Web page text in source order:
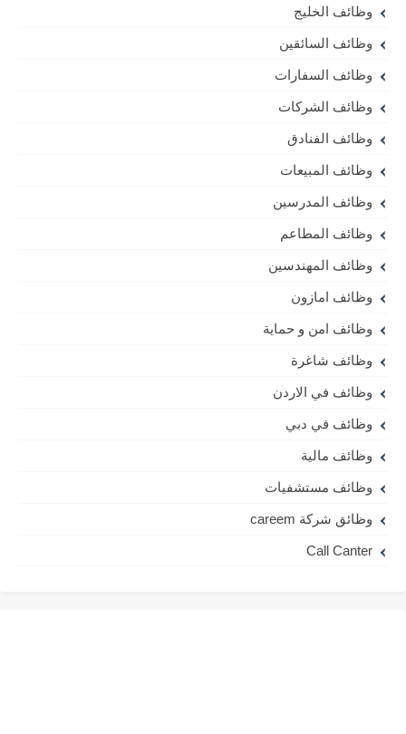
وظائف الخليج
وظائف السائقين
وظائف السفارات
وظائف الشركات
وظائف الفنادق
وظائف المبيعات
وظائف المدرسين
وظائف المطاعم
وظائف المهندسين
وظائف امازون
وظائف امن و حماية
وظائف شاغرة
وظائف في الاردن
وظائف في دبي
وظائف مالية
وظائف مستشفيات
وظائق شركة careem
Call Canter